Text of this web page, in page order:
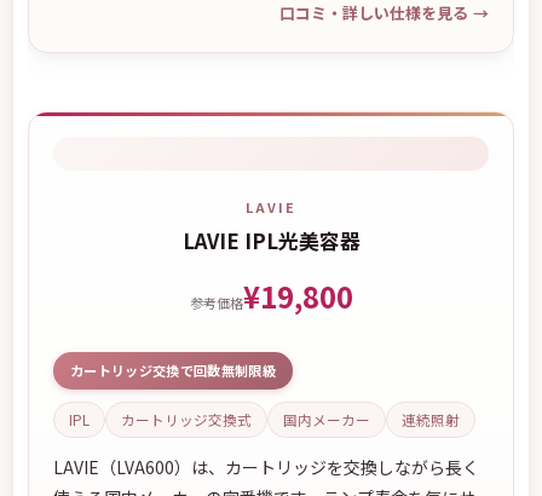
口コミ・詳しい仕様を見る →
LAVIE
LAVIE IPL光美容器
参考価格¥19,800
カートリッジ交換で回数無制限級
IPL カートリッジ交換式 国内メーカー 連続照射
LAVIE（LVA600）は、カートリッジを交換しながら長く